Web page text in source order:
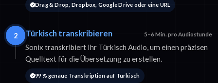
Drag & Drop, Dropbox, Google Drive oder eine URL
2 Türkisch transkribieren 5–6 Min. pro Audiostunde
Sonix transkribiert Ihr Türkisch Audio, um einen präzisen
Quelltext für die Übersetzung zu erstellen.
99 % genaue Transkription auf Türkisch